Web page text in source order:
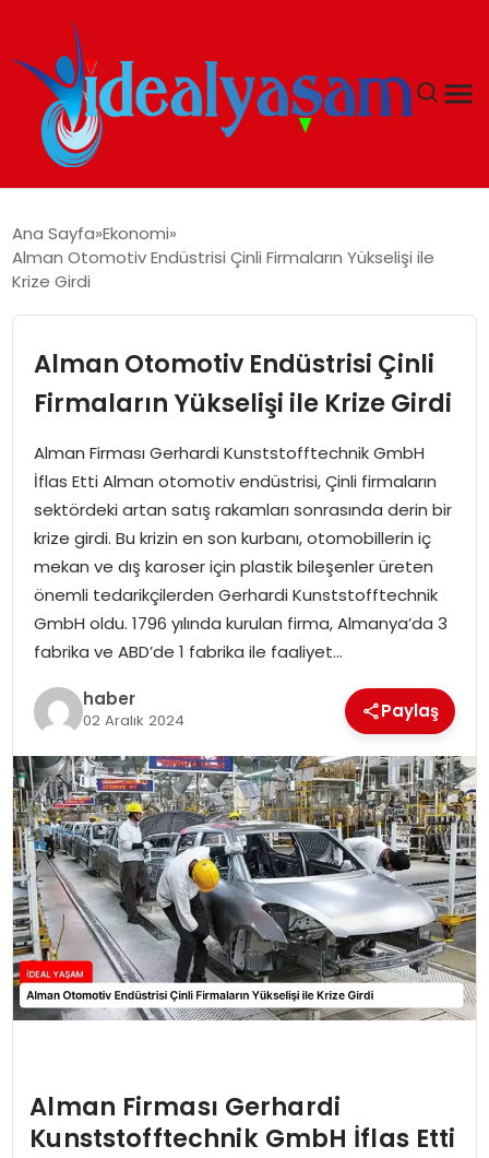
GÜNDEM
İDEAL SPOR
YAŞAM
MAGAZIN
SAĞLIK
Ana Sayfa Ekonomi
Alman Otomotiv Endüstrisi Çinli Firmaların Yükselişi ile
Krize Girdi
Alman Otomotiv Endüstrisi Çinli
Firmaların Yükselişi ile Krize Girdi
Alman Firması Gerhardi Kunststofftechnik GmbH
İflas Etti Alman otomotiv endüstrisi, Çinli firmaların
sektördeki artan satış rakamları sonrasında derin bir
krize girdi. Bu krizin en son kurbanı, otomobillerin iç
mekan ve dış karoser için plastik bileşenler üreten
önemli tedarikçilerden Gerhardi Kunststofftechnik
GmbH oldu. 1796 yılında kurulan firma, Almanya’da 3
fabrika ve ABD’de 1 fabrika ile faaliyet…
haber
02 Aralık 2024 Paylaş
Alman Firması Gerhardi
Kunststofftechnik GmbH İflas Etti